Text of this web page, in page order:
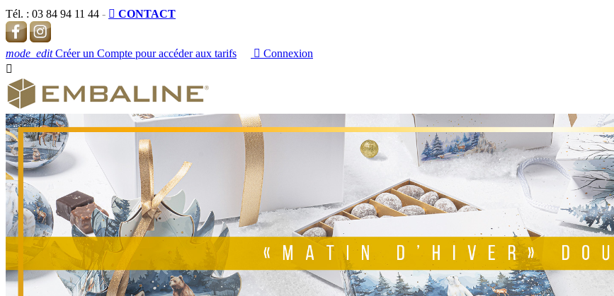
Tél. : 03 84 94 11 44 -  CONTACT
mode_edit Créer un Compte pour accéder aux tarifs  Connexion
